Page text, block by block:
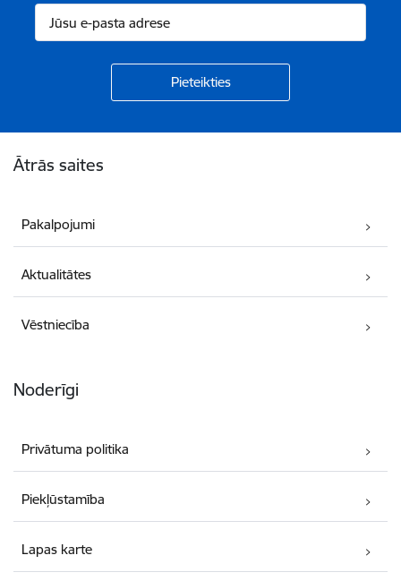
Ātrās saites
Pakalpojumi
Aktualitātes
Vēstniecība
Noderīgi
Privātuma politika
Piekļūstamība
Lapas karte